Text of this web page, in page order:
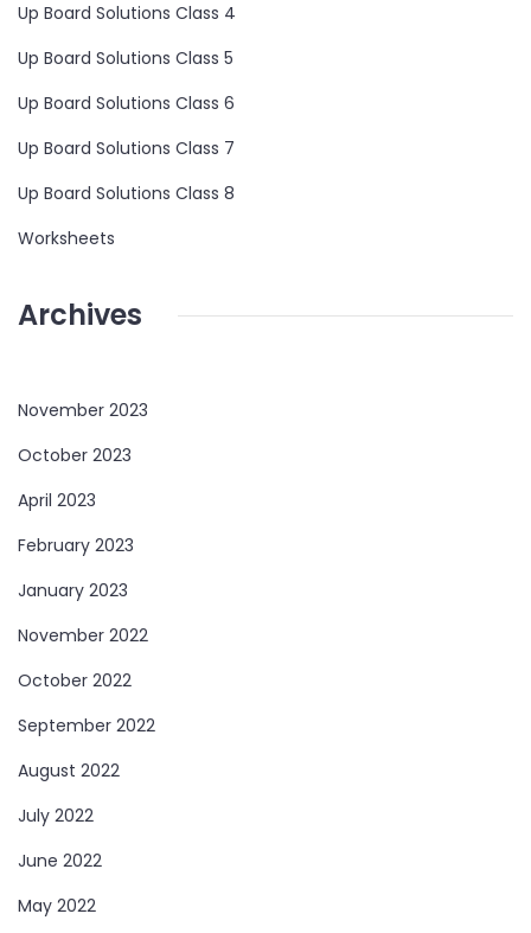
Up Board Solutions Class 4
Up Board Solutions Class 5
Up Board Solutions Class 6
Up Board Solutions Class 7
Up Board Solutions Class 8
Worksheets
Archives
November 2023
October 2023
April 2023
February 2023
January 2023
November 2022
October 2022
September 2022
August 2022
July 2022
June 2022
May 2022